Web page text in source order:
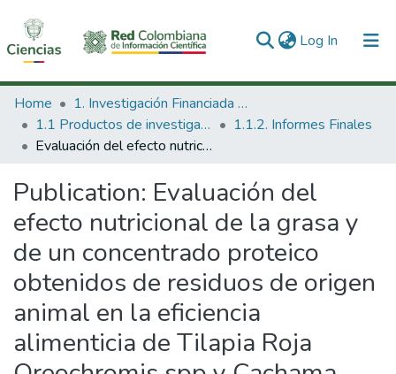
Log In (current)
Communities & Collections
All of DSpace
Home
1. Investigación Financiada con Recursos Públicos
1.1 Productos de investigación
1.1.2. Informes Finales
Evaluación del efecto nutricional de la grasa y de un concentrado proteico obtenidos de residuos de origen animal en la eficiencia alimenticia de Tilapia Roja Oreochromis spp y Cachama Blanca Piaractus brachypomus.
Publication: Evaluación del
efecto nutricional de la grasa y
de un concentrado proteico
obtenidos de residuos de origen
animal en la eficiencia
alimenticia de Tilapia Roja